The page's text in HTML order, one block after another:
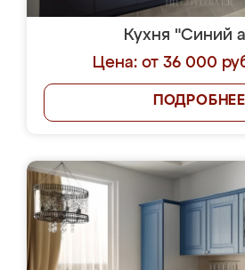
Кухня "Синий
Цена: от 36 000
ПОДРОБНЕЕ